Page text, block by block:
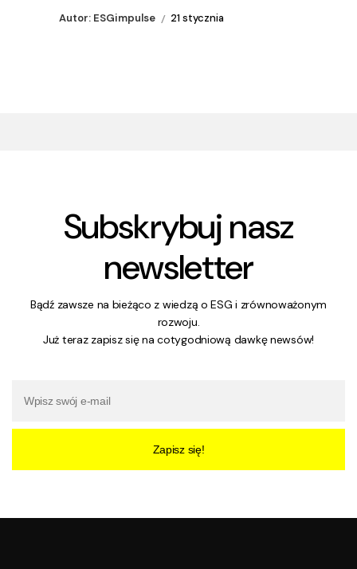
Autor: ESGimpulse 21 stycznia
Subskrybuj nasz
newsletter
Bądź zawsze na bieżąco z wiedzą o ESG i zrównoważonym
rozwoju.
Już teraz zapisz się na cotygodniową dawkę newsów!
Zapisz się!